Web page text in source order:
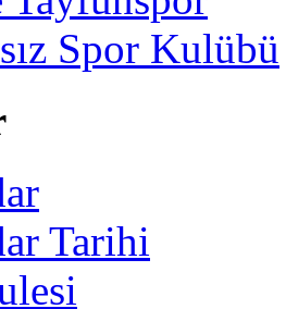
Spor Kulübü
Tarihi